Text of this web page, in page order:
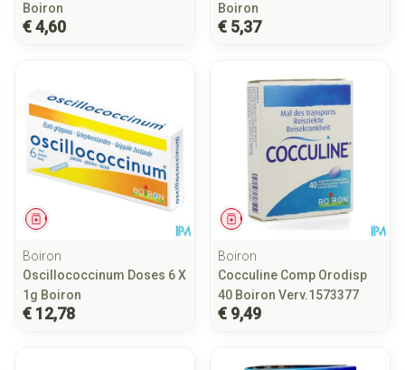
Boiron
€ 4,60
Boiron
€ 5,37
Geneesmiddel
Boiron
Oscillococcinum Doses 6 X
1g Boiron
€ 12,78
Geneesmiddel
Boiron
Cocculine Comp Orodisp
40 Boiron Verv.1573377
€ 9,49